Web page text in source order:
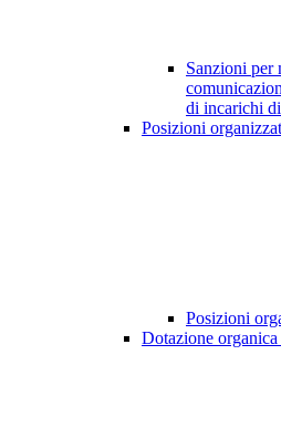
Sanzioni per
di incarichi
Posizioni
Posizioni
Dotazione organica